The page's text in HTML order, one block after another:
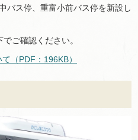
バス停、重富小前バス停を新設し
ご確認ください。
（PDF：196KB）